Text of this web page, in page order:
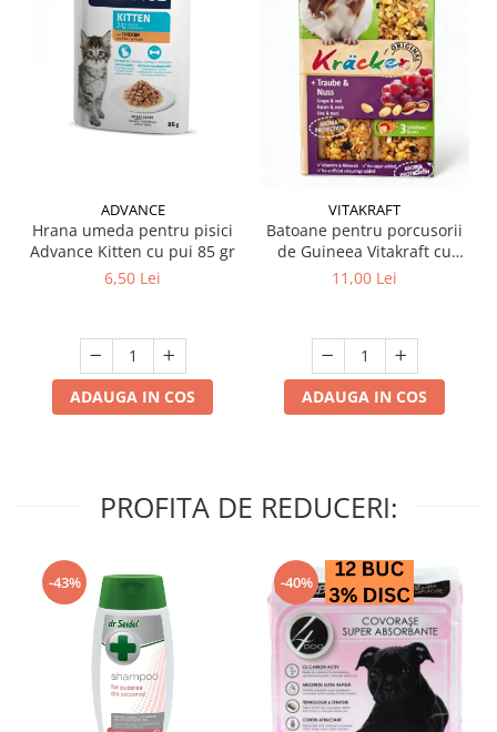
ADVANCE
Hrana umeda pentru pisici
Advance Kitten cu pui 85 gr
6,50 Lei
ADAUGA IN COS
VITAKRAFT
Batoane pentru porcusorii
de Guineea Vitakraft cu
struguri & nuci 2 buc
11,00 Lei
ADAUGA IN COS
PROFITA DE REDUCERI:
-43% -40%